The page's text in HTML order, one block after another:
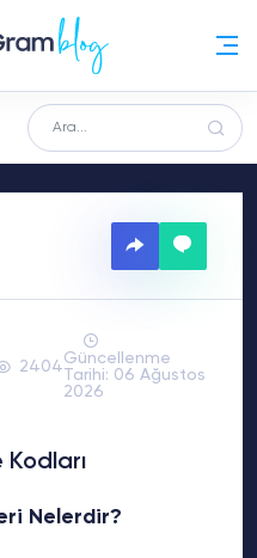
2404Güncellenme
Tarihi: 06 Ağustos
2026
Nelerdir?